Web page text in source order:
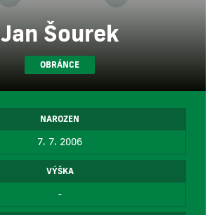
Jan Šourek
OBRÁNCE
NAROZEN
7. 7. 2006
VÝŠKA
-